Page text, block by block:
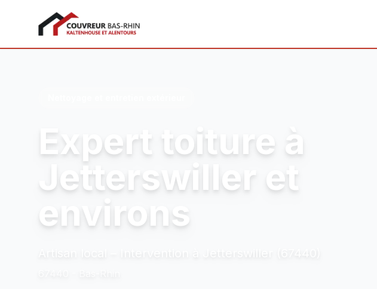
Couvreur Bas-Rhin
Expert toiture à
Jetterswiller et
environs